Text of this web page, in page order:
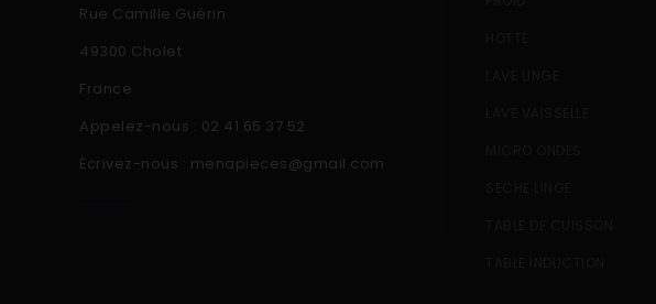
Rue Camille Guérin
49300 Cholet
France
Appelez-nous : 02 41 65 37 52
Écrivez-nous : menapieces@gmail.com